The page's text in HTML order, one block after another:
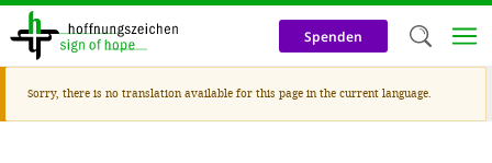
Skip
content
Spenden
Warning
message
Sorry, there is no translation available for this page in the current language.